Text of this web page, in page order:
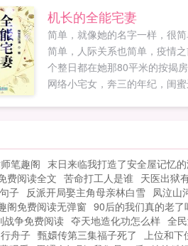
机长的全能宅妻
简单，就像她的名字一样，很
简单，人际关系也简单，疫情
个整日都在她那80平米的按揭
网络小宅女，奔三的年纪，闺
准确说是她隔壁的邻居，据说
员，平常，两个人是八竿子都
可因为一场疫情，两人却结识
凌晨两点小区业主群正品N95口
20个，谁要？有两人秒回我要
某业主贱笑50元一个！简单那
笔趣阁 末日来临我打造了安全屋记忆
费阅读全文 苦命打工人是谁 天医出狱
子 反派开局娶主角母亲林白雪 凤泣山
阁免费阅读无弹窗 90后的我们真的老了
战争免费阅读 夺天地造化功怎么样 全
舟子 甄嬛传第三集福子死了 上位和下